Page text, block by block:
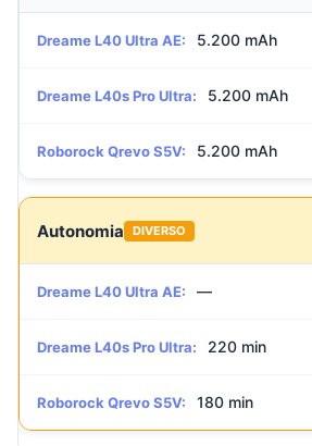
Dreame L40 Ultra AE: 5.200 mAh
Dreame L40s Pro Ultra: 5.200 mAh
Roborock Qrevo S5V: 5.200 mAh
Autonomia DIVERSO
Dreame L40 Ultra AE: —
Dreame L40s Pro Ultra: 220 min
Roborock Qrevo S5V: 180 min